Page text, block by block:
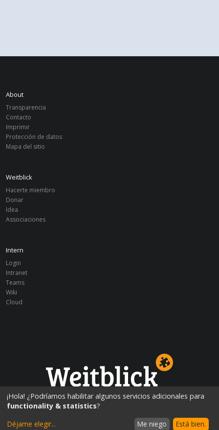
About
Transparencia
Contacto
Imprimir
Protección de datos
Mapa del sitio
Weitblick
Hacerte miembro
Donar
Idea
Associaciones
Intern
Login
Intranet
Teams
Wiki
Cloud
¡Educación mundialmente!
¡Hola! ¿Podríamos habilitar algunos servicios adicionales para
functionality & statistics?
Déjame elegir... Me niego Está bien.